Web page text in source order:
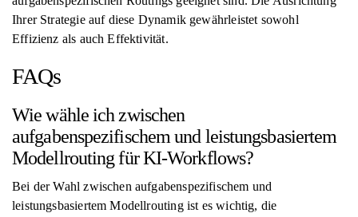
Ihrer Strategie auf diese Dynamik gewährleistet sowohl
Effizienz als auch Effektivität.
FAQs
Wie wähle ich zwischen
aufgabenspezifischem und leistungsbasiertem
Modellrouting für KI-Workflows?
Bei der Wahl zwischen aufgabenspezifischem und
leistungsbasiertem Modellrouting ist es wichtig, die